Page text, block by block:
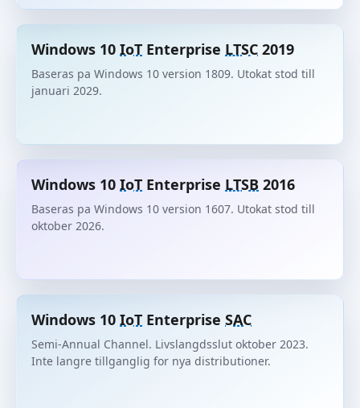
Windows 10 IoT Enterprise LTSC 2019
Baseras pa Windows 10 version 1809. Utokat stod till
januari 2029.
Windows 10 IoT Enterprise LTSB 2016
Baseras pa Windows 10 version 1607. Utokat stod till
oktober 2026.
Windows 10 IoT Enterprise SAC
Semi-Annual Channel. Livslangdsslut oktober 2023.
Inte langre tillganglig for nya distributioner.